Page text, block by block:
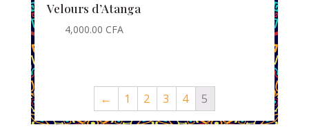
Velours d’Atanga
4,000.00 CFA
← 1 2 3 4 5